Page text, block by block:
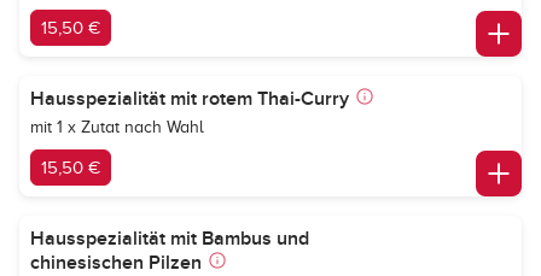
15,50 €
Hausspezialität mit rotem Thai-Curry
mit 1 x Zutat nach Wahl
15,50 €
Hausspezialität mit Bambus und
chinesischen Pilzen